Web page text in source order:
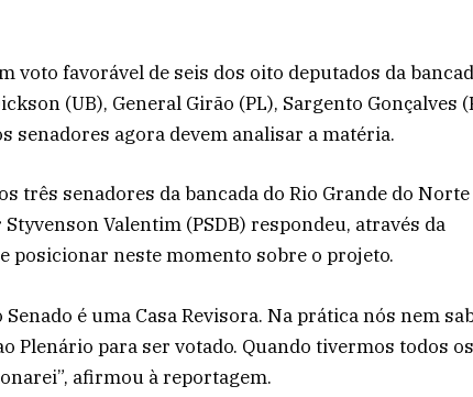
voto favorável de seis dos oito deputados da
(UB), General Girão (PL), Sargento Gonçalves
senadores agora devem analisar a matéria.
três senadores da bancada do Rio Grande do
Valentim (PSDB) respondeu, através da
posicionar neste momento sobre o projeto.
é uma Casa Revisora. Na prática nós nem
Plenário para ser votado. Quando tivermos todos os
afirmou à reportagem.